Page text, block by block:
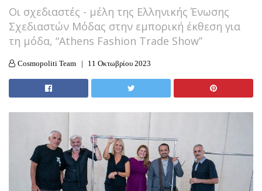
Οι σχεδιαστές - μέλη της Ελληνικής Ένωσης
Σχεδιαστών Μόδας στην εμπορική έκθεση για
τη μόδα, “Athens Fashion Trade Show”
Cosmopoliti Team 11 Οκτωβρίου 2023